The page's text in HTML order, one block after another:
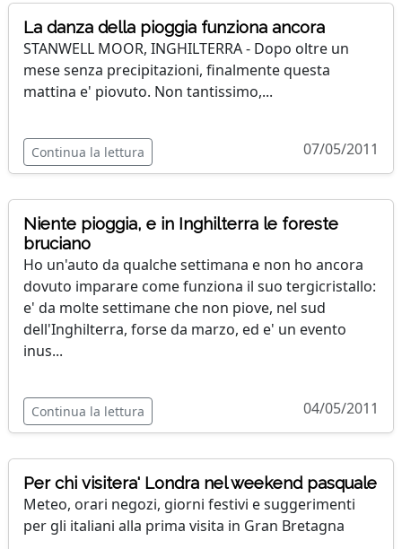
La danza della pioggia funziona ancora
STANWELL MOOR, INGHILTERRA - Dopo oltre un
mese senza precipitazioni, finalmente questa
mattina e' piovuto. Non tantissimo,...
Continua la lettura 07/05/2011
Niente pioggia, e in Inghilterra le foreste
bruciano
Ho un'auto da qualche settimana e non ho ancora
dovuto imparare come funziona il suo tergicristallo:
e' da molte settimane che non piove, nel sud
dell'Inghilterra, forse da marzo, ed e' un evento
inus...
Continua la lettura 04/05/2011
Per chi visitera' Londra nel weekend pasquale
Meteo, orari negozi, giorni festivi e suggerimenti
per gli italiani alla prima visita in Gran Bretagna